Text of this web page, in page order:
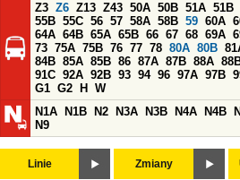
Z3 Z6 Z13 Z43 50A 50B 51A 51B
55B 55C 56 57 58A 58B 59 60A
64A 64B 65A 65B 66 67 68 69A
73 75A 75B 76 77 78 80A 80B
84B 85A 85B 86 87A 87B 88A
91C 92A 92B 93 94 96 97A 97B
G1 G2 H
W
N1A
N1B N2 N3A N3B N4A N4B
N9
Linie Zmiany